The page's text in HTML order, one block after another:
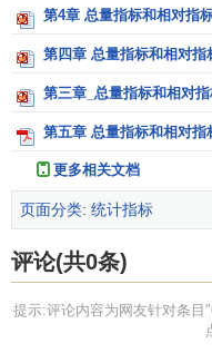
第4章 总量指标和相对指
第四章 总量指标和相对指
第三章_总量指标和相对
第五章 总量指标和相对指
更多相关文档
页面分类: 统计指标
评论(共0条)
提示:评论内容为网友针对条目"